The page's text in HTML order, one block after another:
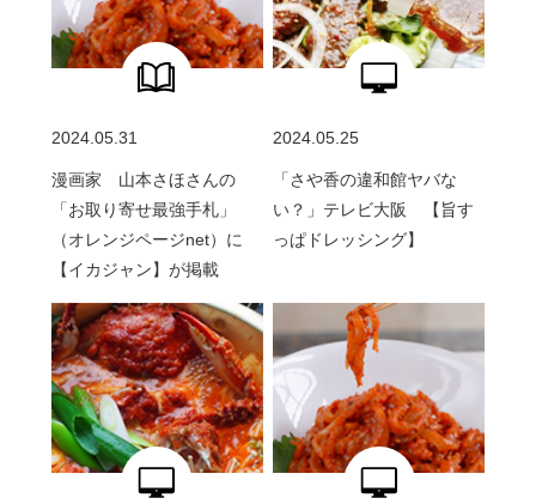
2024.05.31
漫画家 山本さほさんの
「お取り寄せ最強手札」
（オレンジページnet）に
【イカジャン】が掲載
2024.05.25
「さや香の違和館ヤバな
い？」テレビ大阪 【旨す
っぱドレッシング】